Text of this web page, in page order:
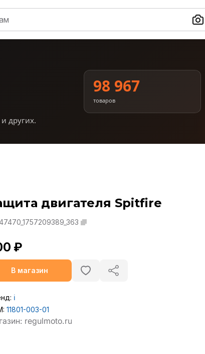
других.
98 967
товаров
двигателя Spitfire
₽
В магазин
ℹ️
11801-003-01